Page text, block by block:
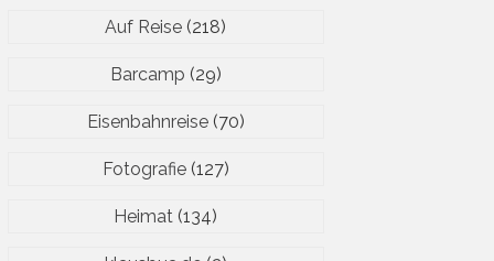
Auf Reise (218)
Barcamp (29)
Eisenbahnreise(70)
Fotografie(127)
Heimat (134)